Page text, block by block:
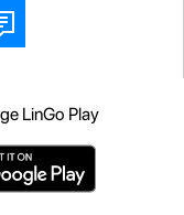
LinGo Play